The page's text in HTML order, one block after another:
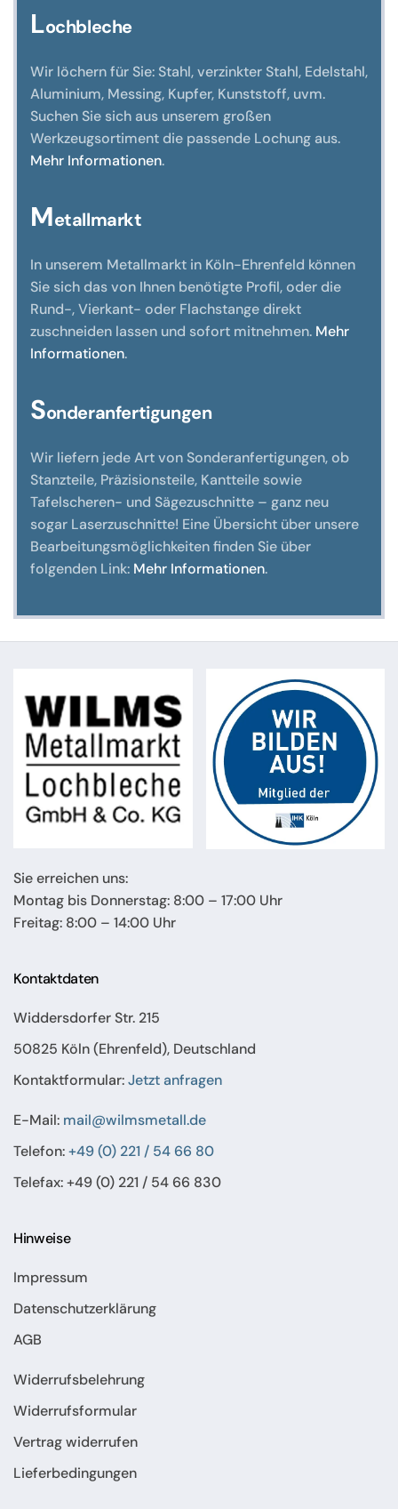
auf
der
Produktseite
gewählt
werden
Lochbleche
Wir löchern für Sie: Stahl, verzinkter Stahl, Edelstahl,
Aluminium, Messing, Kupfer, Kunststoff, uvm.
Suchen Sie sich aus unserem großen
Werkzeugsortiment die passende Lochung aus.
Mehr Informationen.
Metallmarkt
In unserem Metallmarkt in Köln-Ehrenfeld können
Sie sich das von Ihnen benötigte Profil, oder die
Rund-, Vierkant- oder Flachstange direkt
zuschneiden lassen und sofort mitnehmen. Mehr
Informationen.
Sonderanfertigungen
Wir liefern jede Art von Sonderanfertigungen, ob
Stanzteile, Präzisionsteile, Kantteile sowie
Tafelscheren- und Sägezuschnitte – ganz neu
sogar Laserzuschnitte! Eine Übersicht über unsere
Bearbeitungsmöglichkeiten finden Sie über
folgenden Link: Mehr Informationen.
Sie erreichen uns:
Montag bis Donnerstag: 8:00 – 17:00 Uhr
Freitag: 8:00 – 14:00 Uhr
Kontaktdaten
Widdersdorfer Str. 215
50825 Köln (Ehrenfeld), Deutschland
Kontaktformular:Jetzt anfragen
E-Mail: mail@wilmsmetall.de
Telefon:+49 (0) 221 / 54 66 80
Telefax: +49 (0) 221 / 54 66 830
Hinweise
Impressum
Datenschutzerklärung
AGB
Widerrufsbelehrung
Widerrufsformular
Vertrag widerrufen
Lieferbedingungen